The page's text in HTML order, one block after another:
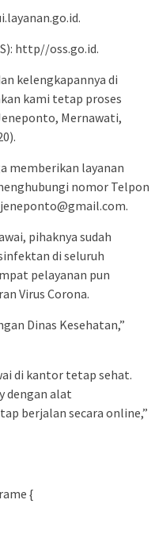
http//oss.go.id.
kelengkapannya di
kami tetap proses
Mernawati,
memberikan layanan
nomor Telpon
.
pihaknya sudah
di seluruh
pelayanan pun
Virus Corona.
Dinas Kesehatan,”
di kantor tetap sehat.
dengan alat
berjalan secara online,”
{